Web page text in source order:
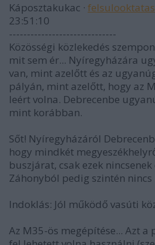
Káposztakukac ·
23:51:10
------------------------------
Közösségi közlekedés
mit sem ér... Nyíregyházára
van, mint azelőtt és az
pályán, mint azelőtt, hogy az
leért volna. Debrecenbe
mint korábban.
Sőt! Nyíregyházáról
hogy mindkét
buszjárat, csak ezek
Záhonyból pedig szintén nincs
Indoklás: Jól működő vasúti
Az M35-ös megépítése... Azt a